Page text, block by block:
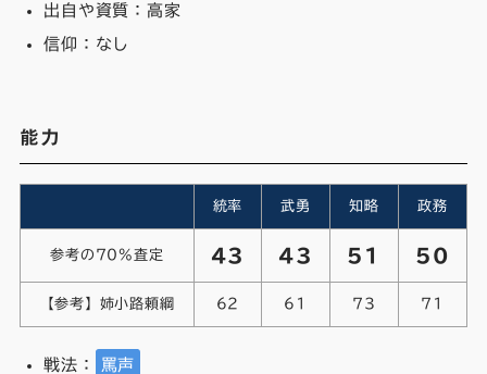
出自や資質：高家
信仰：なし
能力
統率 武勇 知略 政務
参考の70%査定 43 43 51 50
【参考】姉小路頼綱 62 61 73 71
戦法： 罵声